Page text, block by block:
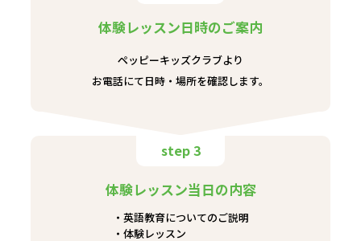
体験レッスン日時のご案内
ペッピーキッズクラブより
お電話にて日時・場所を確認します。
step 3
体験レッスン当日の内容
英語教育についてのご説明
体験レッスン